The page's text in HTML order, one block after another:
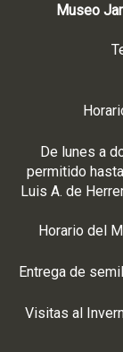
Museo
De lunes a
permitido
Luis A. de
Horario del
Entrega de
Visitas al